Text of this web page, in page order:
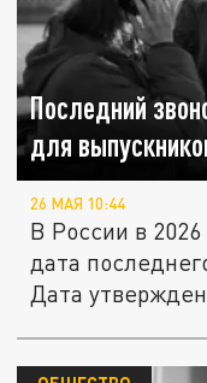
Последний
для
26 МАЯ 10:44
В России в
дата
Дата